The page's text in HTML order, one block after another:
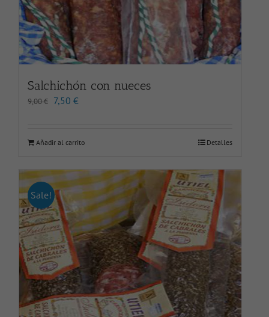
Salchichón con nueces
9,00€ El
9,00 €.
7,50 €El
7,50 €.
Añadir al carrito Detalles
Sale!